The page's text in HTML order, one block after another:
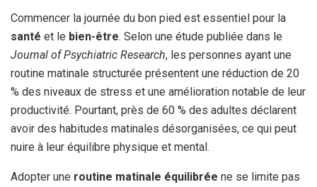
Commencer la journée du bon pied est essentiel pour la
santé et le bien-être. Selon une étude publiée dans le
Journal of Psychiatric Research, les personnes ayant une
routine matinale structurée présentent une réduction de 20
% des niveaux de stress et une amélioration notable de leur
productivité. Pourtant, près de 60 % des adultes déclarent
avoir des habitudes matinales désorganisées, ce qui peut
nuire à leur équilibre physique et mental.
Adopter une routine matinale équilibrée ne se limite pas